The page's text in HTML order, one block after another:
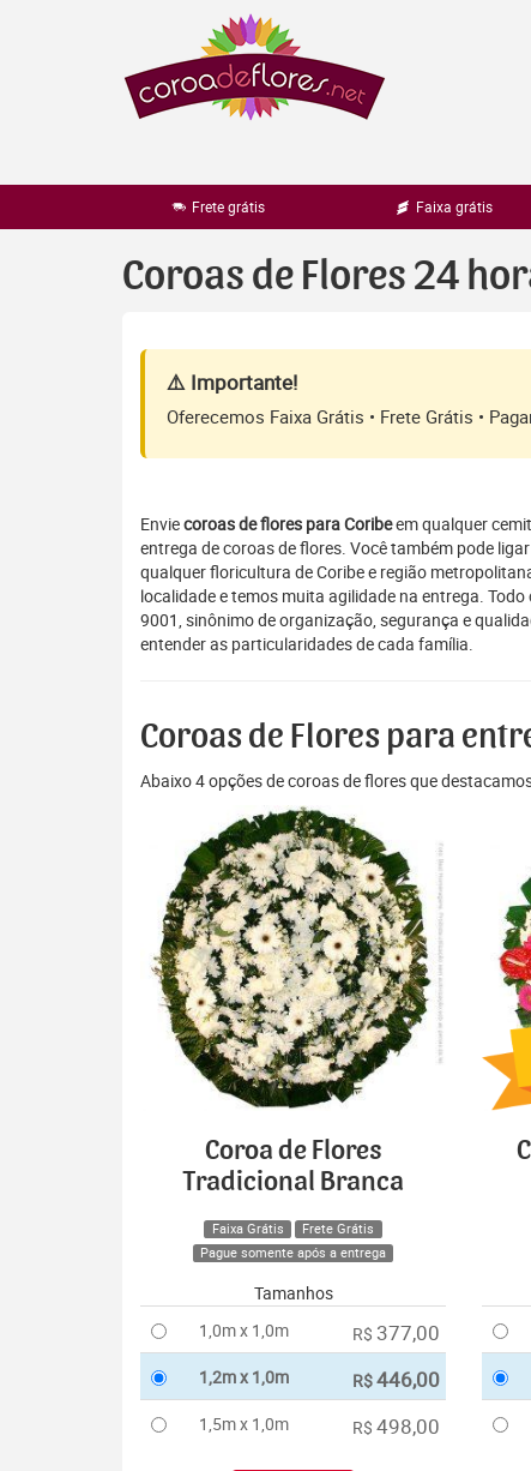
Frete grátis Faixa grátis
Coroas de Flores 24
⚠️ Importante!
Oferecemos Faixa Grátis • Frete Grátis •
Enviecoroas de flores para Coribeem qualquer
entrega de coroas de flores. Você também pode
qualquer floricultura de Coribe e região
localidade e temos muita agilidade na entrega.
9001, sinônimo de organização, segurança e
entender as particularidades de cada família.
Coroas de Flores para
Abaixo 4 opções de coroas de flores que
Coroa de Flores
Tradicional Branca
Faixa Grátis
Frete Grátis
Pague somente após a entrega
Tamanhos
1,0m x 1,0m
R$ 377,00
1,2m x 1,0m R$446,00
1,5m x 1,0m R$ 498,00